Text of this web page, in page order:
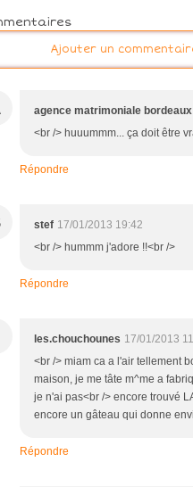
Ajouter un
agence matrimoniale bordeaux
<br /> huuummm... ça doit être
Répondre
stef 17/01/2013 19:42
<br /> hummm j'adore !!<br />
Répondre
les.chouchounes 17/01/2013
<br /> miam ca a l'air tellement
maison, je me tâte m^me a
je n'ai pas<br /> encore trouvé
encore un gâteau qui donne
Répondre